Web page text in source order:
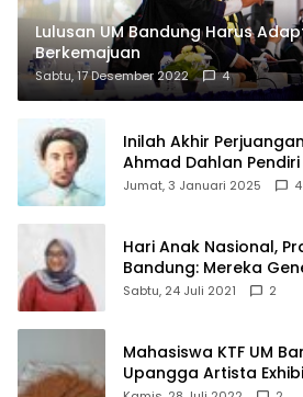
Lulusan UM Bandung Harus
Berkemajuan
Sabtu, 17 Desember 2022 4
Inilah Akhir
Ahmad Dahlan
Jumat, 3 Januari 2025 4
Hari Anak Nasional,
Bandung: Mereka
Bangsa
Sabtu, 24 Juli 2021 2
Mahasiswa KTF UM
Upangga Artista